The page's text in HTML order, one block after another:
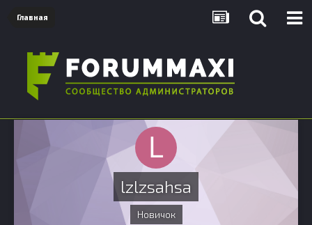
Главная
lzlzsahsa
Новичок